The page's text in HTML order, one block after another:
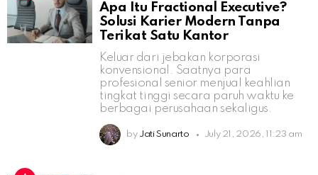
Apa Itu Fractional Executive?
Solusi Karier Modern Tanpa
Terikat Satu Kantor
Keluar dari jebakan korporasi
konvensional. Saatnya para
profesional senior menjual keahlian
tingkat tinggi secara paruh waktu ke
berbagai perusahaan sekaligus.
by Jati Sunarto July 21, 2026, 11:23 am